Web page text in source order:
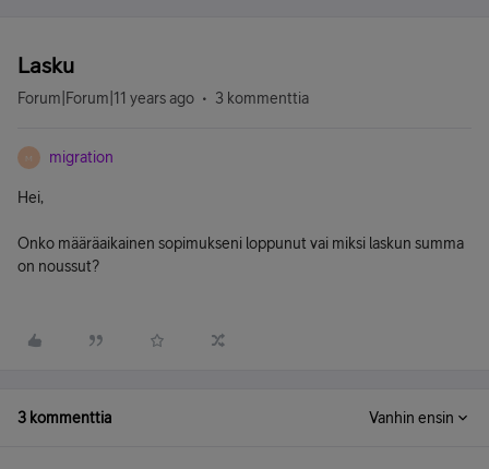
Lasku
Forum|Forum|11 years ago 3 kommenttia
M migration
Hei,
Onko määräaikainen sopimukseni loppunut vai miksi laskun summa
on noussut?
3 kommenttia Vanhin ensin